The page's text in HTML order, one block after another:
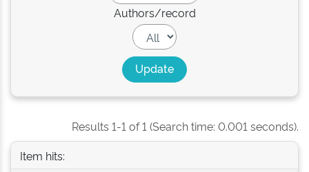
Authors/record
Results 1-1 of 1 (Search time: 0.001 seconds).
Item hits: